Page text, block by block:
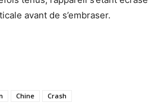
avant de s’embraser.
Chine Crash